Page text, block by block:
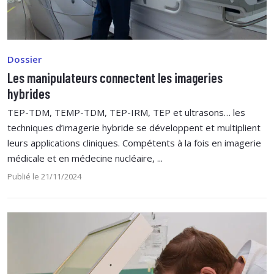
Dossier
Les manipulateurs connectent les imageries
hybrides
TEP-TDM, TEMP-TDM, TEP-IRM, TEP et ultrasons… les
techniques d’imagerie hybride se développent et multiplient
leurs applications cliniques. Compétents à la fois en imagerie
médicale et en médecine nucléaire, ...
Publié le 21/11/2024